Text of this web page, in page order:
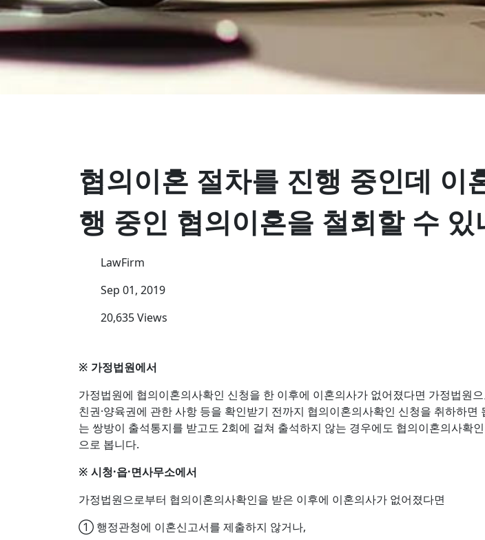
협의이혼 절차를 진행 중인데 이
행 중인 협의이혼을 철회할 수 있
LawFirm
Sep 01, 2019
20,635 Views
※ 가정법원에서
가정법원에 협의이혼의사확인 신청을 한 이후에 이혼의사가 없어졌다면 가정법원
친권·양육권에 관한 사항 등을 확인받기 전까지 협의이혼의사확인 신청을 취하하면
는 쌍방이 출석통지를 받고도 2회에 걸쳐 출석하지 않는 경우에도 협의이혼의사확
으로 봅니다.
※ 시청·읍·면사무소에서
가정법원으로부터 협의이혼의사확인을 받은 이후에 이혼의사가 없어졌다면
① 행정관청에 이혼신고서를 제출하지 않거나,